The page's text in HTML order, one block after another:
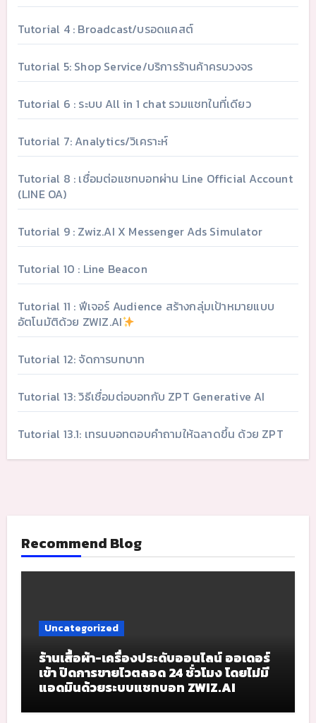
Tutorial 4 : Broadcast/บรอดแคสต์
Tutorial 5: Shop Service/บริการร้านค้าครบวงจร
Tutorial 6 : ระบบ All in 1 chat รวมแชทในที่เดียว
Tutorial 7: Analytics/วิเคราะห์
Tutorial 8 : เชื่อมต่อแชทบอทผ่าน Line Official Account
(LINE OA)
Tutorial 9 : Zwiz.AI X Messenger Ads Simulator
Tutorial 10 : Line Beacon
Tutorial 11 : ฟีเจอร์ Audience สร้างกลุ่มเป้าหมายแบบ
อัตโนมัติด้วย ZWIZ.AI
Tutorial 12: จัดการบทบาท
Tutorial 13: วิธีเชื่อมต่อบอทกับ ZPT Generative AI
Tutorial 13.1: เทรนบอทตอบคำถามให้ฉลาดขึ้น ด้วย ZPT
Recommend Blog
Uncategorized
ร้านเสื้อผ้า-เครื่องประดับออนไลน์ ออเดอร์
เข้า ปิดการขายไวตลอด 24 ชั่วโมง โดยไม่มี
แอดมินด้วยระบบแชทบอท ZWIZ.AI